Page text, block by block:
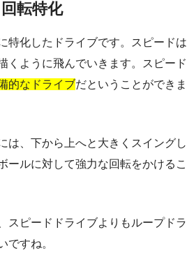
転特化
特化したドライブです。スピードは
くように飛んでいきます。スピード
的なドライブだということができま
は、下から上へと大きくスイングし
ールに対して強力な回転をかけるこ
スピードドライブよりもループドラ
ですね。